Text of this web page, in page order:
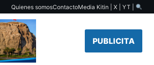
Quienes somosContactoMedia Kitin | X | YT |
PUBLICITA